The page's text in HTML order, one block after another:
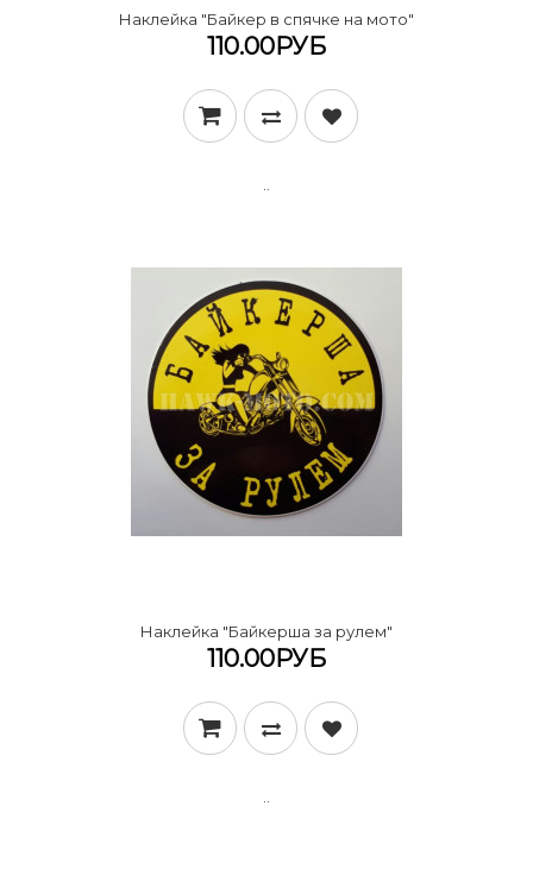
Наклейка "Байкер в спячке на мото"
110.00РУБ
Наклейка "Байкерша за рулем"
110.00РУБ